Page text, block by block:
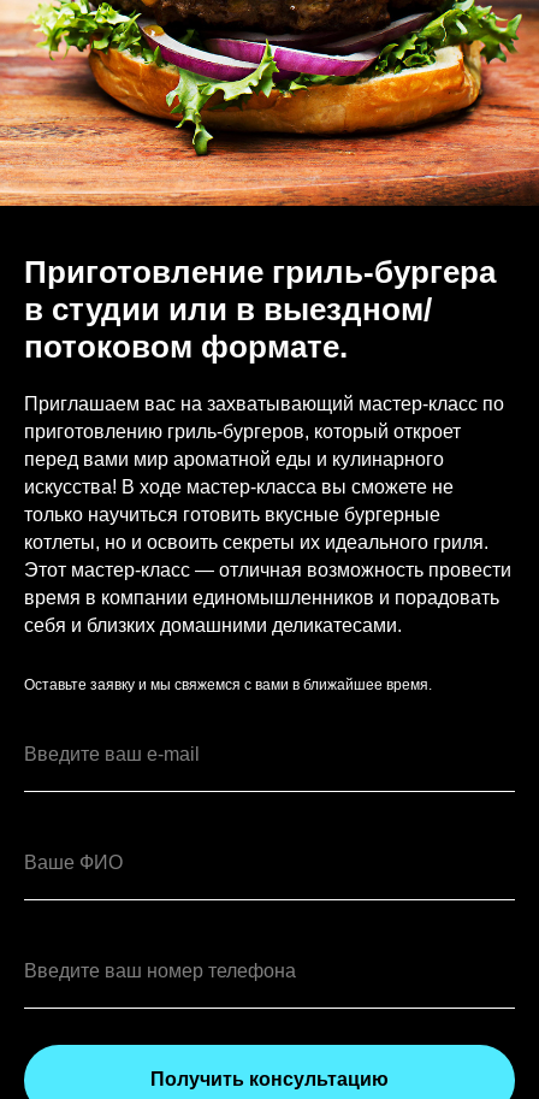
Приготовление гриль-бургера
в студии или в выездном/
потоковом формате.
Приглашаем вас на захватывающий мастер-класс по
приготовлению гриль-бургеров, который откроет
перед вами мир ароматной еды и кулинарного
искусства! В ходе мастер-класса вы сможете не
только научиться готовить вкусные бургерные
котлеты, но и освоить секреты их идеального гриля.
Этот мастер-класс — отличная возможность провести
время в компании единомышленников и порадовать
себя и близких домашними деликатесами.
Оставьте заявку и мы свяжемся с вами в ближайшее время.
Получить консультацию